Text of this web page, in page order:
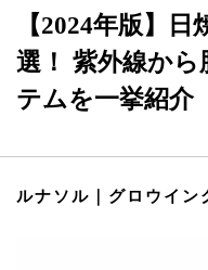
【2024年版】
選！ 紫外線から
テムを一挙紹介
ルナソル｜グロウイ